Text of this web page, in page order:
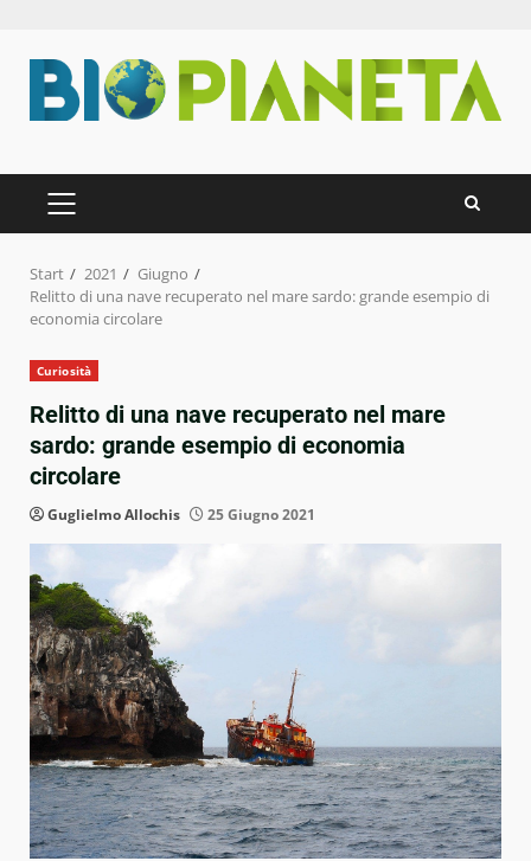
Inhalt
springen
PRIMÄRES
MENÜ
Start 2021
Giugno
Relitto di una nave recuperato nel mare sardo: grande esempio di
economia circolare
Curiosità
Relitto di una nave recuperato nel mare
sardo: grande esempio di economia
circolare
Guglielmo Allochis 25 Giugno 2021